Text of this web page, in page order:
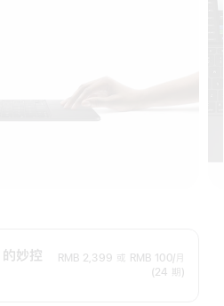
妙控
RMB 2,399 或
RMB 100/月
(24 期)